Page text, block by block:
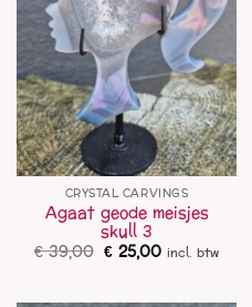
CRYSTAL CARVINGS
Agaat geode meisjes
skull 3
€39,00 Oorspronkelijke
prijs
€ 25,00Huidige
prijs
incl. btw